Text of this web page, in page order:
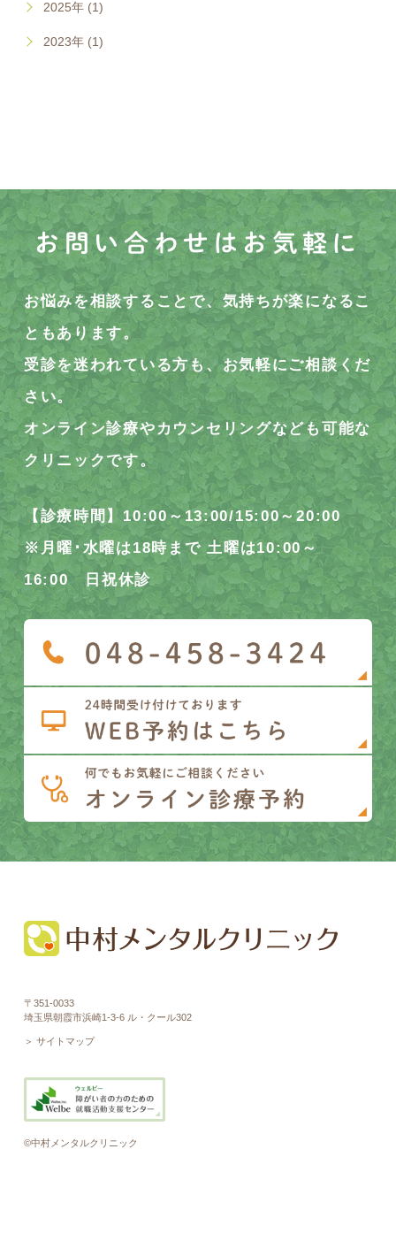
2025年 (1)
2023年 (1)
お問い合わせはお気軽に
お悩みを相談することで、気持ちが楽になるこ
ともあります。
受診を迷われている方も、お気軽にご相談くだ
さい。
オンライン診療やカウンセリングなども可能な
クリニックです。
【診療時間】10:00～13:00/15:00～20:00
※月曜･水曜は18時まで 土曜は10:00～
16:00 日祝休診
〒351-0033
埼玉県朝霞市浜崎1-3-6 ル・クール302
＞ サイトマップ
©中村メンタルクリニック